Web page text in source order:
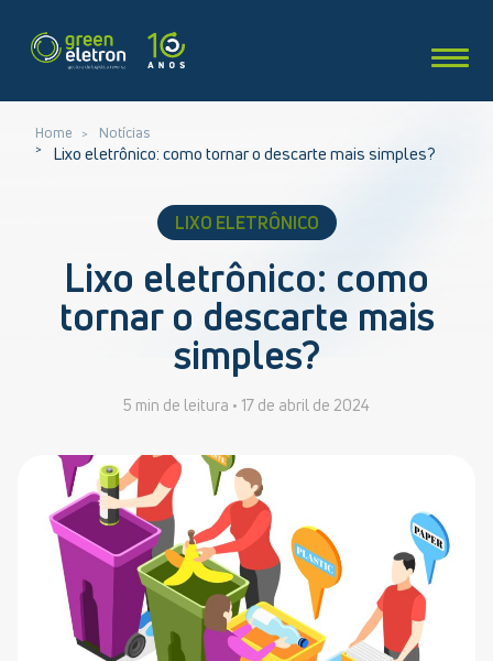
Home Notícias
Lixo eletrônico: como tornar o descarte mais simples?
LIXO ELETRÔNICO
Lixo eletrônico: como
tornar o descarte mais
simples?
5 min de leitura • 17 de abril de 2024